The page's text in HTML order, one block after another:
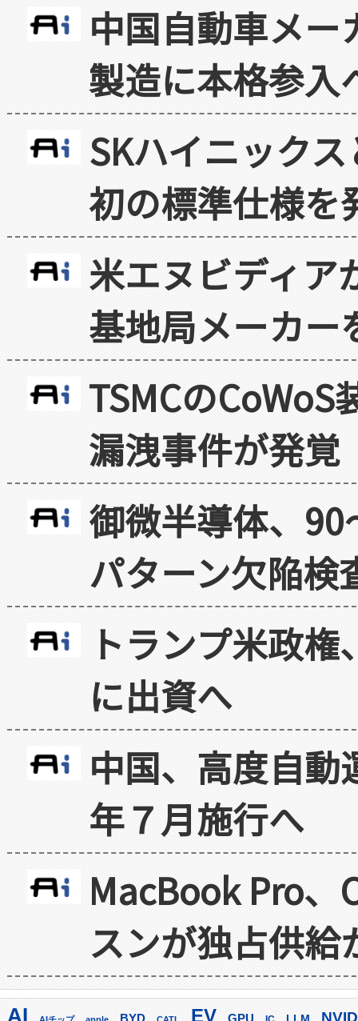
中国自動車メ
製造に本格参入
SKハイニック
初の標準仕様を
米エヌビディア
基地局メーカー
TSMCの
漏洩事件が発覚
御微半導体、
パターン欠陥検
トランプ米政
に出資へ
中国、高度自
年７月施行へ
MacBook Pro
スンが独占供給
AI EV